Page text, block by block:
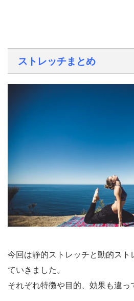
ストレッチまとめ
今回は静的ストレッチと動的スト
ていきました。
それぞれ特徴や目的、効果も違っ